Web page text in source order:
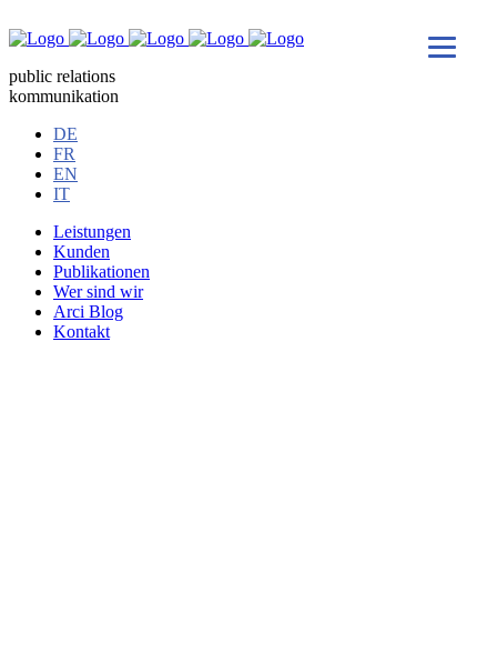
public relations
kommunikation
DE
FR
EN
IT
Leistungen
Kunden
Publikationen
Wer sind wir
Arci Blog
Kontakt